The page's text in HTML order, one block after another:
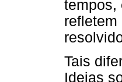
tempos,
Tais
Ideias